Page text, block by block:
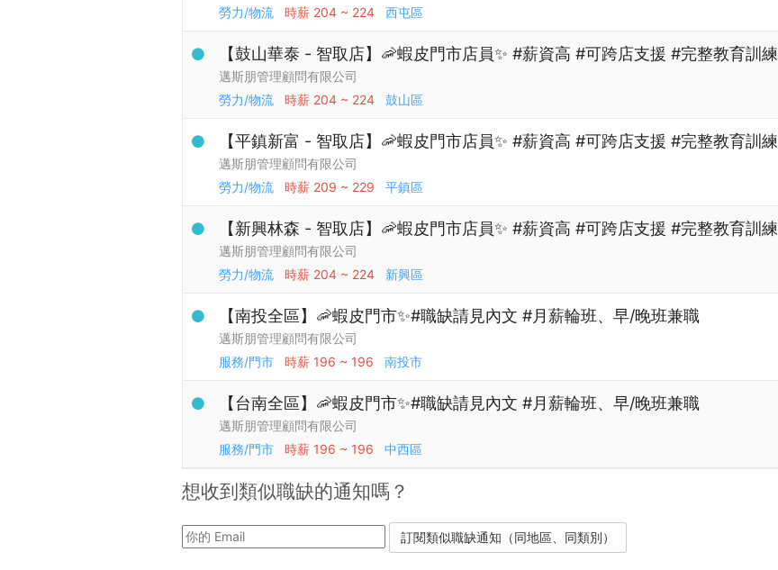
勞力/物流
時薪 204 ~ 224 西屯區
【鼓山華泰 - 智取店】🦐蝦皮門市店員✨ #薪資高 #可跨店支援 #完整教育訓練
邁斯朋管理顧問有限公司
勞力/物流
時薪 204 ~ 224 鼓山區
【平鎮新富 - 智取店】🦐蝦皮門市店員✨ #薪資高 #可跨店支援 #完整教育訓練
邁斯朋管理顧問有限公司
勞力/物流
時薪 209 ~ 229 平鎮區
【新興林森 - 智取店】🦐蝦皮門市店員✨ #薪資高 #可跨店支援 #完整教育訓練
邁斯朋管理顧問有限公司
勞力/物流
時薪 204 ~ 224 新興區
【南投全區】🦐蝦皮門市✨#職缺請見內文 #月薪輪班、早/晚班兼職
邁斯朋管理顧問有限公司
服務/門市
時薪 196 ~ 196 南投市
【台南全區】🦐蝦皮門市✨#職缺請見內文 #月薪輪班、早/晚班兼職
邁斯朋管理顧問有限公司
服務/門市
時薪 196 ~ 196 中西區
想收到類似職缺的通知嗎？